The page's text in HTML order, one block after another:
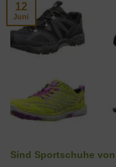
Sind Sportschuhe
12
Juni